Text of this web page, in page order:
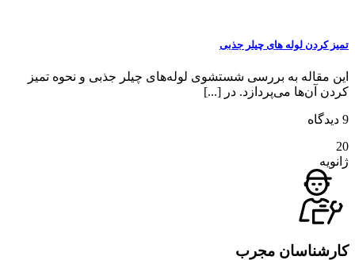
تمیز کردن لوله های چیلر جذبی
این مقاله به بررسی شستشوی لوله‌های چیلر جذبی و نحوه تمیز
کردن آن‌ها می‌پردازد. در [...]
9 دیدگاه
20
ژانویه
کارشناسان مجرب